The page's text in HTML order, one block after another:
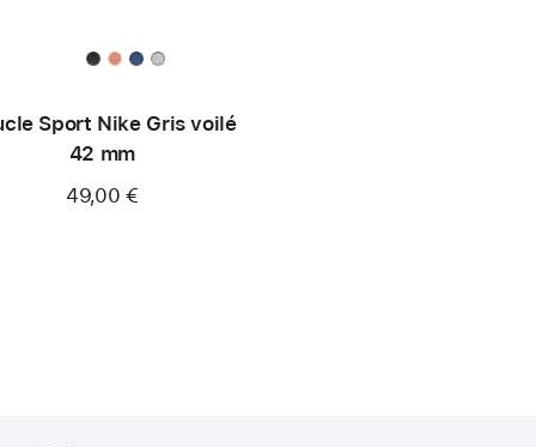
Sport Nike Gris voilé
42 mm
49,00 €